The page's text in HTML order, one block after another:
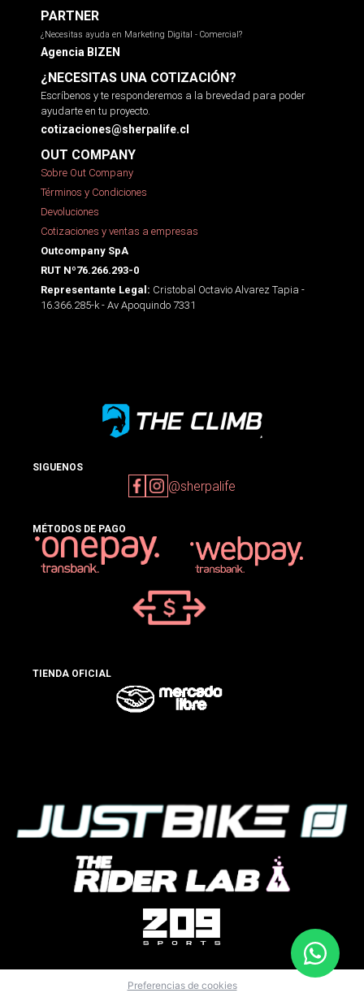
PARTNER
¿Necesitas ayuda en Marketing Digital - Comercial?
Agencia BIZEN
¿NECESITAS UNA COTIZACIÓN?
Escríbenos y te responderemos a la brevedad para poder
ayudarte en tu proyecto.
cotizaciones@sherpalife.cl
OUT COMPANY
Sobre Out Company
Términos y Condiciones
Devoluciones
Cotizaciones y ventas a empresas
Outcompany SpA
RUT Nº76.266.293-0
Representante Legal: Cristobal Octavio Alvarez Tapia -
16.366.285-k - Av Apoquindo 7331
SIGUENOS
@sherpalife
MÉTODOS DE PAGO
TIENDA OFICIAL
Preferencias de cookies